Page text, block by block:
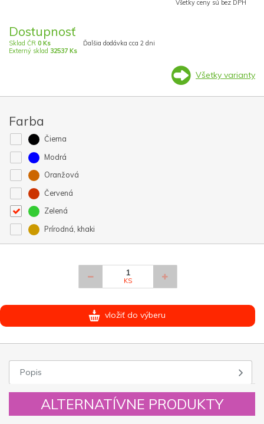
Všetky ceny sú bez DPH
Dostupnosť
Sklad ČR 0 Ks
Externý sklad 32537 Ks
Ďalšia dodávka cca 2 dni
Všetky varianty
Farba
Čierna
Modrá
Oranžová
Červená
Zelená
Prírodná, khaki
KS
vložiť do výberu
Popis
ALTERNATÍVNE PRODUKTY